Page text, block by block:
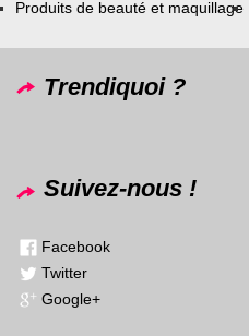
Produits de beauté et maquillage
Trendiquoi ?
Suivez-nous !
Facebook
Twitter
Google+